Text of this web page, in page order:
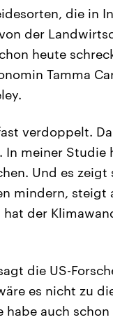
die in
der
heute
Tamma
verdoppelt.
meiner Studie
Und es zeigt
mindern, steigt
der
die US-
es nicht zu
auch